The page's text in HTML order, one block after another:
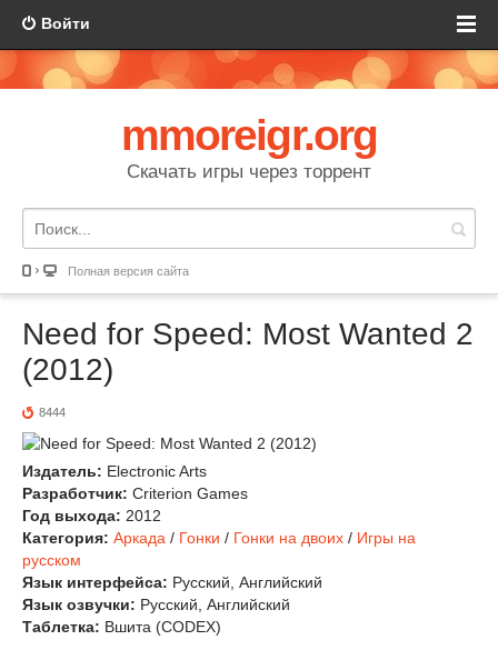
Войти
mmoreigr.org
Скачать игры через торрент
Полная версия сайта
Need for Speed: Most Wanted 2
(2012)
8444
Издатель: Electronic Arts
Разработчик: Criterion Games
Год выхода: 2012
Категория: Аркада / Гонки / Гонки на двоих / Игры на
русском
Язык интерфейса: Русский, Английский
Язык озвучки: Русский, Английский
Таблетка: Вшита (CODEX)